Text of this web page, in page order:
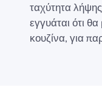
ταχύτητα
εγγυάται ότι
κουζίνα, για